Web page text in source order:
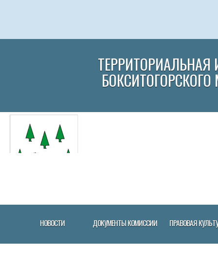
НОВОСТИ ДОКУМЕНТЫ КОМИССИИ ПРАВОВАЯ